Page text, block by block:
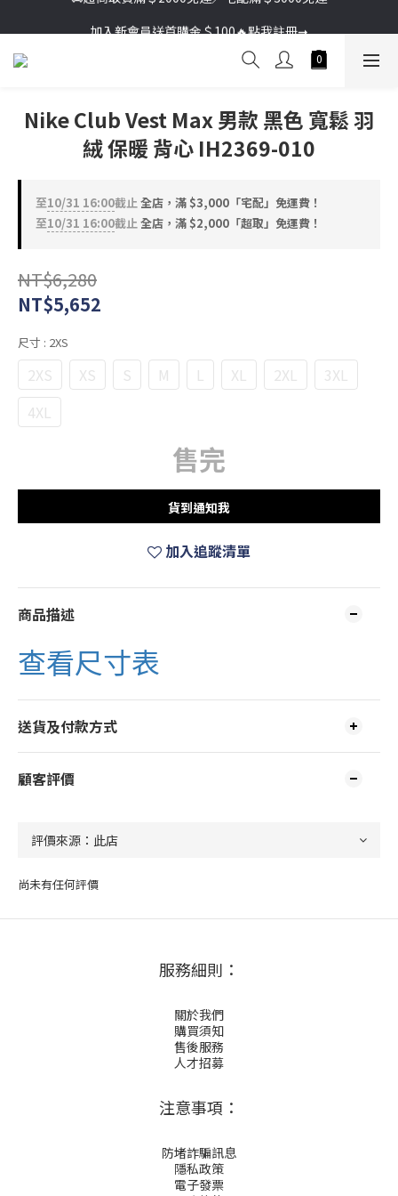
加入新會員送首購金＄100🔥點我註冊➞
Nike Club Vest Max 男款 黑色 寬鬆 羽
絨 保暖 背心 IH2369-010
至10/31 16:00截止全店，滿 $3,000「宅配」免運費！
至10/31 16:00截止全店，滿 $2,000「超取」免運費！
NT$6,280
NT$5,652
尺寸 : 2XS
2XS XS S M L XL 2XL
3XL
4XL
售完
貨到通知我
加入追蹤清單
商品描述
查看尺寸表
送貨及付款方式
顧客評價
尚未有任何評價
服務細則：
關於我們
購買須知
售後服務
人才招募
注意事項：
防堵詐騙訊息
隱私政策
電子發票